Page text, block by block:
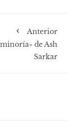
Anterior
de Ash
Sarkar